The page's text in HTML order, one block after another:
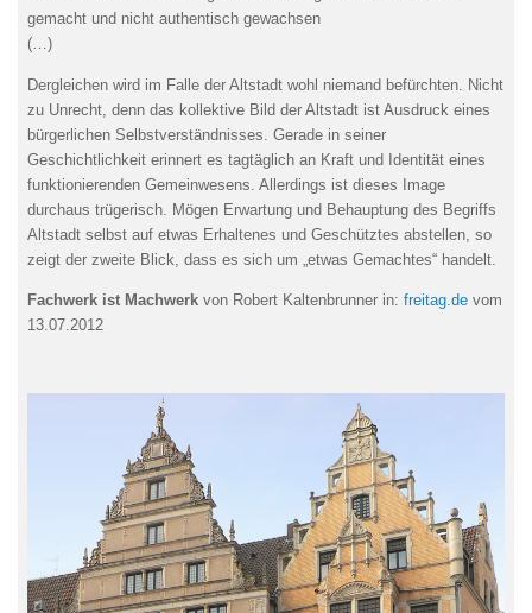
gemacht und nicht authentisch gewachsen
(…)
Dergleichen wird im Falle der Altstadt wohl niemand befürchten. Nicht
zu Unrecht, denn das kollektive Bild der Altstadt ist Ausdruck eines
bürgerlichen Selbstverständnisses. Gerade in seiner
Geschichtlichkeit erinnert es tagtäglich an Kraft und Identität eines
funktionierenden Gemeinwesens. Allerdings ist dieses Image
durchaus trügerisch. Mögen Erwartung und Behauptung des Begriffs
Altstadt selbst auf etwas Erhaltenes und Geschütztes abstellen, so
zeigt der zweite Blick, dass es sich um „etwas Gemachtes“ handelt.
Fachwerk ist Machwerk von Robert Kaltenbrunner in: freitag.de vom
13.07.2012